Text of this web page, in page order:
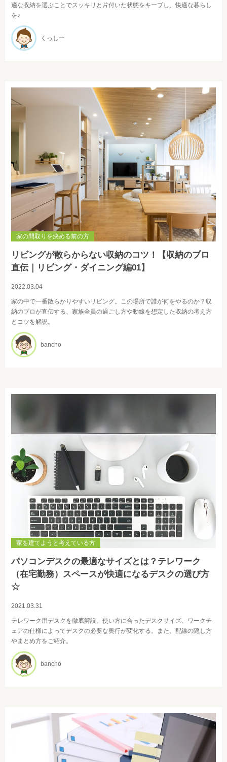
適な収納を選ぶことでスッキリと片付いた状態をキープし、快適な暮らし
を♪
くっしー
家の間取りを決める前の方
リビングが散らからない収納のコツ！【収納のプロ
直伝｜リビング・ダイニング編01】
2022.03.04
家の中で一番散らかりやすいリビング。この場所で誰が何をやるのか？収
納のプロが直伝する、家族全員の過ごし方や動線を想定した収納の考え方
とコツを解説。
bancho
家を建てようと考えている方
パソコンデスクの最適なサイズとは？テレワーク
（在宅勤務）スペースが快適になるデスクの選び方
☆
2021.03.31
テレワーク用デスクを徹底解説。使い方に合ったデスクサイズ、ワークチ
ェアの仕様によってデスクの必要な奥行が変化する。また、配線の隠し方
やまとめ方をご紹介。
bancho